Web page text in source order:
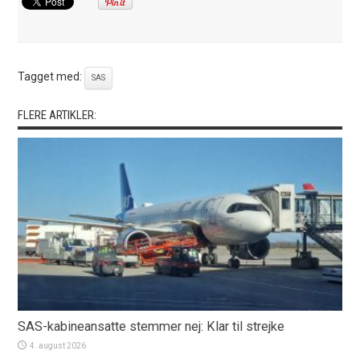
Tagget med: SAS
FLERE ARTIKLER:
SAS-kabineansatte stemmer nej: Klar til strejke
4. august 2026